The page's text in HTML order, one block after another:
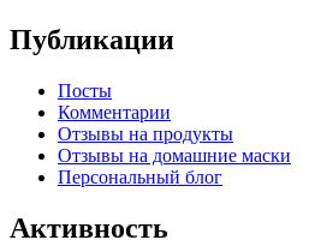
Публикации
Посты
Комментарии
Отзывы на продукты
Отзывы на домашние маски
Персональный блог
Активность